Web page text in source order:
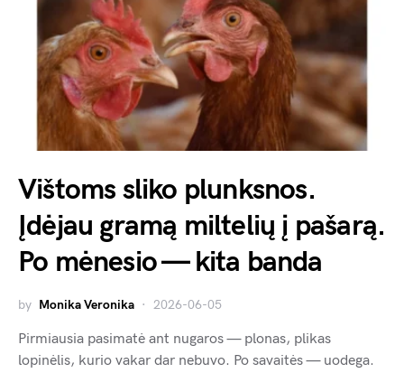
Vištoms sliko plunksnos.
Įdėjau gramą miltelių į pašarą.
Po mėnesio — kita banda
by Monika Veronika 2026-06-05
Pirmiausia pasimatė ant nugaros — plonas, plikas
lopinėlis, kurio vakar dar nebuvo. Po savaitės — uodega.